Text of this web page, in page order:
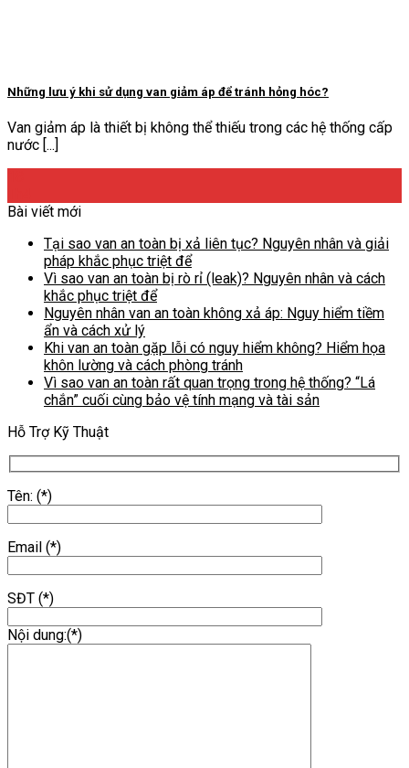
Những lưu ý khi sử dụng van giảm áp để tránh hỏng hóc?
Van giảm áp là thiết bị không thể thiếu trong các hệ thống cấp
nước [...]
Bài viết mới
Tại sao van an toàn bị xả liên tục? Nguyên nhân và giải
pháp khắc phục triệt để
Vì sao van an toàn bị rò rỉ (leak)? Nguyên nhân và cách
khắc phục triệt để
Nguyên nhân van an toàn không xả áp: Nguy hiểm tiềm
ẩn và cách xử lý
Khi van an toàn gặp lỗi có nguy hiểm không? Hiểm họa
khôn lường và cách phòng tránh
Vì sao van an toàn rất quan trọng trong hệ thống? “Lá
chắn” cuối cùng bảo vệ tính mạng và tài sản
Hỗ Trợ Kỹ Thuật
Tên: (*)
Email (*)
SĐT (*)
Nội dung:(*)